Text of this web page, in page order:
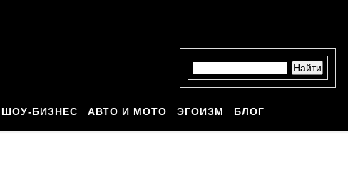
ШОУ-БИЗНЕС АВТО И МОТО ЭГОИЗМ БЛОГ